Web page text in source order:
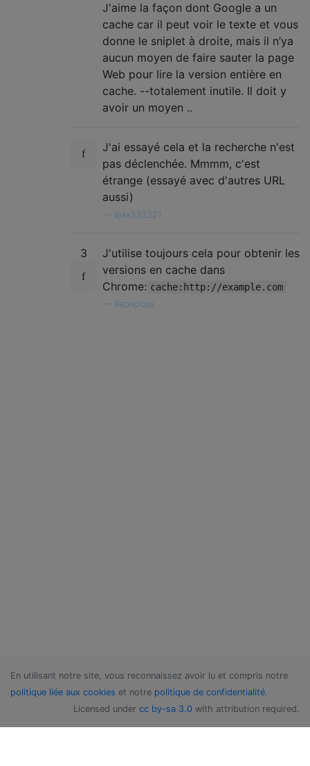
J'aime la façon dont Google a un
cache car il peut voir le texte et vous
donne le sniplet à droite, mais il n’ya
aucun moyen de faire sauter la page
Web pour lire la version entière en
cache. --totalement inutile. Il doit y
avoir un moyen ..
J'ai essayé cela et la recherche n'est
pas déclenchée. Mmmm, c'est
étrange (essayé avec d'autres URL
aussi)
ajax333221
3
J'utilise toujours cela pour obtenir les
versions en cache dans
Chrome: cache:http://example.com
Xeoncross
En utilisant notre site, vous reconnaissez avoir lu et compris notre
politique liée aux cookies et notre politique de confidentialité.
Licensed under cc by-sa 3.0 with attribution required.